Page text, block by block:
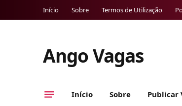
Início Sobre Termos de Utilização
Ango Vagas
Início Sobre Publicar